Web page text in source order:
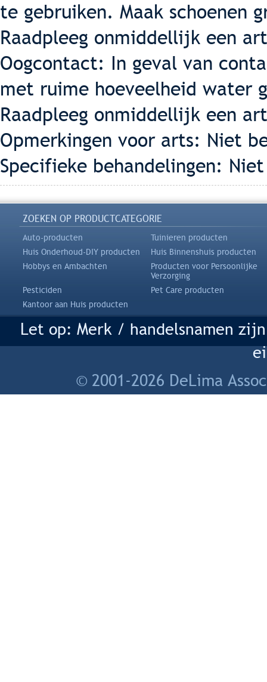
te gebruiken. Maak schoenen
Raadpleeg onmiddellijk een
Oogcontact: In geval van
met ruime hoeveelheid water
Raadpleeg onmiddellijk een
Opmerkingen voor arts: Niet
Specifieke behandelingen:
ZOEKEN OP PRODUCTCATEGORIE
Auto-producten
Tuinieren producten
Huis Onderhoud-DIY producten
Huis Binnenshuis producten
Hobbys en Ambachten
Producten voor Persoonlijke
Verzorging
Pesticiden
Pet Care producten
Kantoor aan Huis producten
Let op: Merk / handelsnamen
© 2001-2026 DeLima